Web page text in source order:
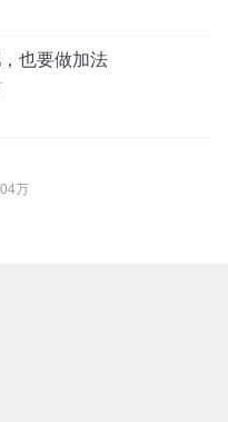
也要做加法
万